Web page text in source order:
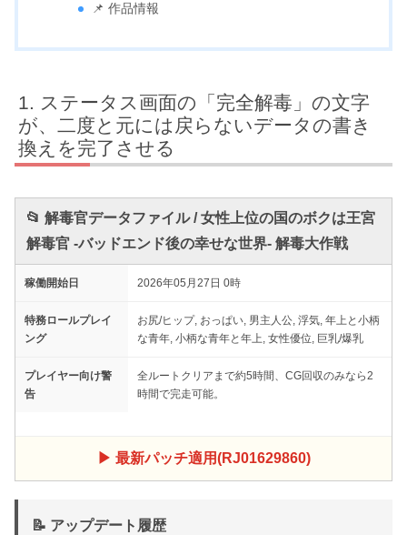
📌 作品情報
ステータス画面の「完全解毒」の文字
が、二度と元には戻らないデータの書き
換えを完了させる
📂 解毒官データファイル / 女性上位の国のボクは王宮
解毒官 -バッドエンド後の幸せな世界- 解毒大作戦
稼働開始日 2026年05月27日 0時
特務ロールプレイ
ング
お尻/ヒップ, おっぱい, 男主人公, 浮気, 年上と小柄
な青年, 小柄な青年と年上, 女性優位, 巨乳/爆乳
プレイヤー向け警
告
全ルートクリアまで約5時間、CG回収のみなら2
時間で完走可能。
▶ 最新パッチ適用(RJ01629860)
📝 アップデート履歴